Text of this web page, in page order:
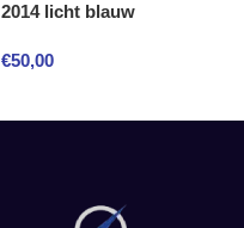
2014 licht blauw
€50,00